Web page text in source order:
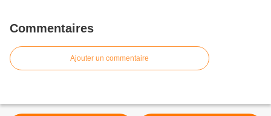
Commentaires
Ajouter un commentaire